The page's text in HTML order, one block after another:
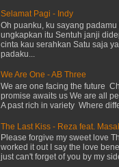
Selamat Pagi - Indy
Oh puanku, ku sayang padamu
ungkapkan itu Sentuh janji
cinta kau serahkan Satu saja
padaku...
We Are One - AB Three
We are one facing the future
promise awaits us We are all
A past rich in variety Where
The Last Kiss - Reza feat.
Please forgive my sweet love
worked it out I say the love
just can't forget of you by my